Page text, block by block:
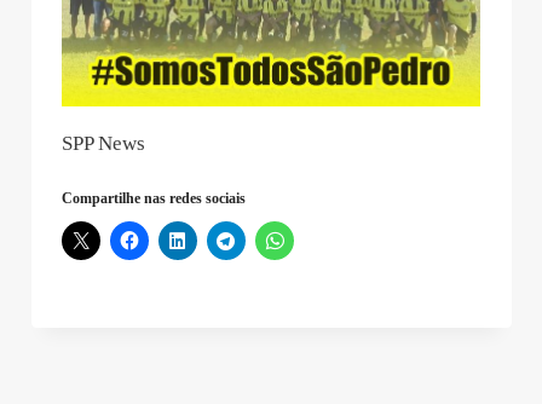
SPP News
Compartilhe nas redes sociais